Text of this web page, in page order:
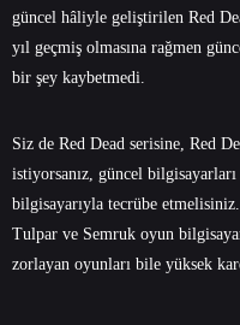
güncel hâliyle geliştirilen Red
yıl geçmiş olmasına rağmen
bir şey kaybetmedi.
Siz de Red Dead serisine, Red
istiyorsanız, güncel
bilgisayarıyla tecrübe
Tulpar ve Semruk oyun
zorlayan oyunları bile yüksek